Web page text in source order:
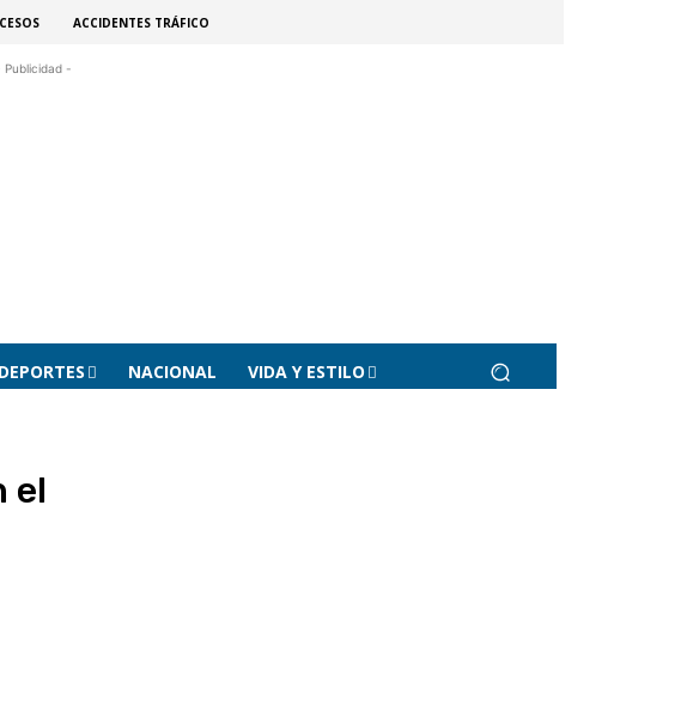
ACCIDENTES TRÁFICO
Publicidad -
DEPORTES NACIONAL VIDA Y ESTILO
el